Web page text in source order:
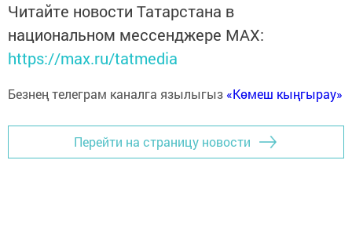
Читайте новости Татарстана в
национальном мессенджере MАХ:
https://max.ru/tatmedia
Безнең телеграм каналга язылыгыз «Көмеш кыңгырау»
Перейти на страницу новости